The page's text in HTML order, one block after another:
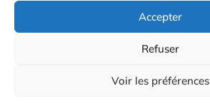
Accepter
Refuser
Voir les préférences
© 2026 Radio Calade